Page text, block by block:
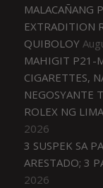
MALACAÑANG
EXTRADITION
QUIBOLOY
MAHIGIT P21-
CIGARETTES,
NEGOSYANTE
ROLEX NG
2026
3 SUSPEK SA
ARESTADO; 3
2026